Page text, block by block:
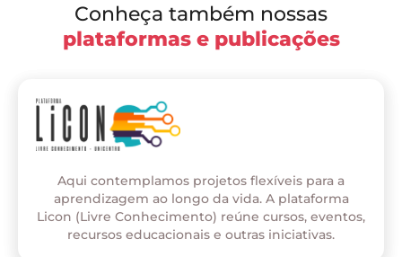
Conheça também nossas
plataformas e publicações
Aqui contemplamos projetos flexíveis para a
aprendizagem ao longo da vida. A plataforma
Licon (Livre Conhecimento) reúne cursos, eventos,
recursos educacionais e outras iniciativas.